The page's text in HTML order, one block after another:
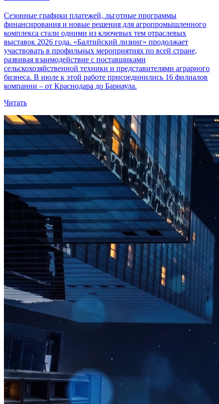
Сезонные графики платежей, льготные программы
финансирования и новые решения для агропромышленного
комплекса стали одними из ключевых тем отраслевых
выставок 2026 года. «Балтийский лизинг» продолжает
участвовать в профильных мероприятиях по всей стране,
развивая взаимодействие с поставщиками
сельскохозяйственной техники и представителями аграрного
бизнеса. В июле к этой работе присоединились 16 филиалов
компании – от Краснодара до Барнаула.
Читать